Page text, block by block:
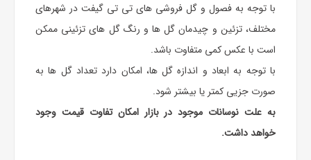
با توجه به فصول و گل فروشی های تی تی گیفت در شهرهای
مختلف، تزئین و چیدمان گل ها و رنگ گل های تزئینی ممکن
است با عکس کمی متفاوت باشد.
با توجه به ابعاد و اندازه گل ها، امکان دارد تعداد گل ها به
صورت جزیی کمتر یا بیشتر شود.
به علت نوسانات موجود در بازار امکان تفاوت قیمت وجود
خواهد داشت.